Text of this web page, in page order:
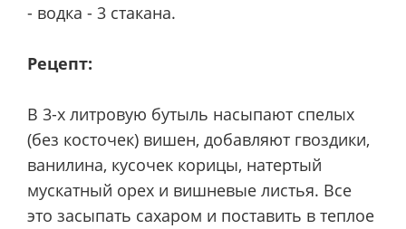
- водка - 3 стакана.
Рецепт:
В 3-х литровую бутыль насыпают спелых
(без косточек) вишен, добавляют гвоздики,
ванилина, кусочек корицы, натертый
мускатный орех и вишневые листья. Все
это засыпать сахаром и поставить в теплое